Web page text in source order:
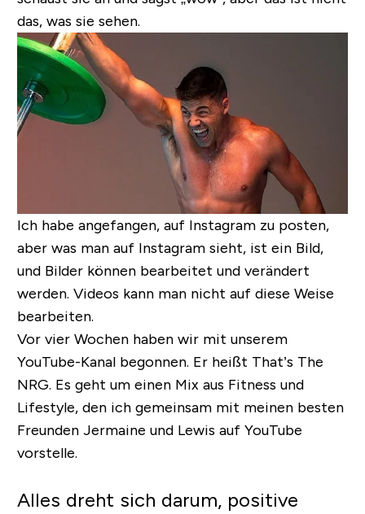
das, was sie sehen.
Ich habe angefangen, auf Instagram zu posten,
aber was man auf Instagram sieht, ist ein Bild,
und Bilder können bearbeitet und verändert
werden. Videos kann man nicht auf diese Weise
bearbeiten.
Vor vier Wochen haben wir mit unserem
YouTube-Kanal begonnen. Er heißt That’s The
NRG. Es geht um einen Mix aus Fitness und
Lifestyle, den ich gemeinsam mit meinen besten
Freunden Jermaine und Lewis auf YouTube
vorstelle.
Alles dreht sich darum, positive